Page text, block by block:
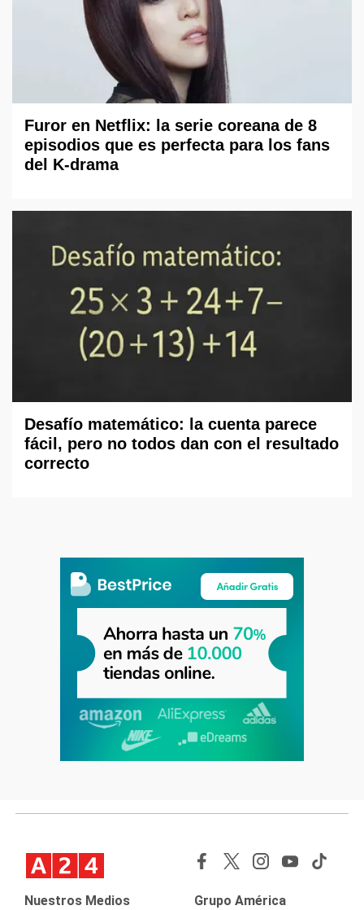
Furor en Netflix: la serie coreana de 8
episodios que es perfecta para los fans
del K-drama
Desafío matemático: la cuenta parece
fácil, pero no todos dan con el resultado
correcto
Nuestros Medios Grupo América